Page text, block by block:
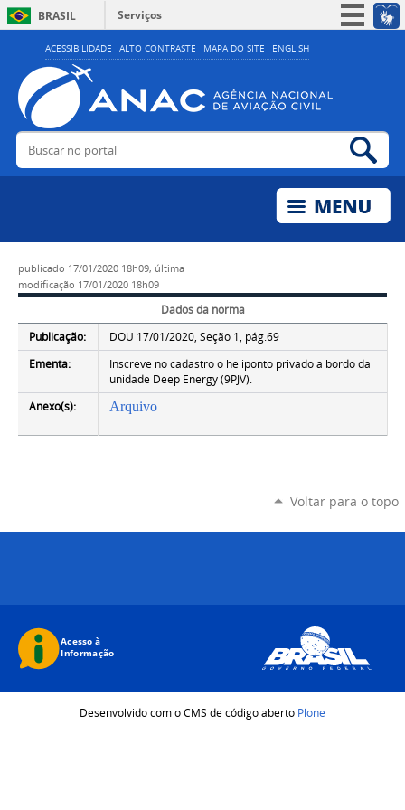
ACESSIBILIDADE ALTO CONTRASTE MAPA DO SITE ENGLISH
BRASIL
Serviços
Simplifique!
Acesso à informação
Legislação
Buscar no portal
publicado 17/01/2020 18h09, última
modificação 17/01/2020 18h09
Dados da norma
Publicação:
DOU 17/01/2020, Seção 1, pág.69
Ementa:
Inscreve no cadastro o heliponto privado a bordo da
unidade Deep Energy (9PJV).
Anexo(s):
Arquivo
Voltar para o topo
Desenvolvido com o CMS de código aberto Plone